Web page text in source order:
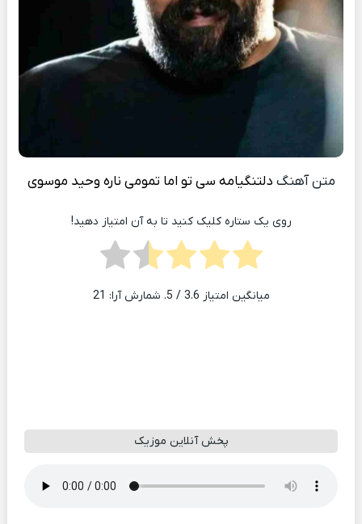
متن آهنگ دلتنگیامه سی تو اما تمومی ناره وحید موسوی
روی یک ستاره کلیک کنید تا به آن امتیاز دهید!
میانگین امتیاز 3.6 / 5. شمارش آرا: 21
پخش آنلاین موزیک